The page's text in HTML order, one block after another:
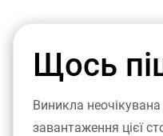
Щось
Виникла
завантаження цієї